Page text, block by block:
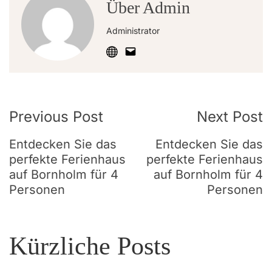
Über Admin
Administrator
Post
Navigation
Previous Post
Entdecken Sie das
perfekte Ferienhaus
auf Bornholm für 4
Personen
Next Post
Entdecken Sie das
perfekte Ferienhaus
auf Bornholm für 4
Personen
Kürzliche Posts